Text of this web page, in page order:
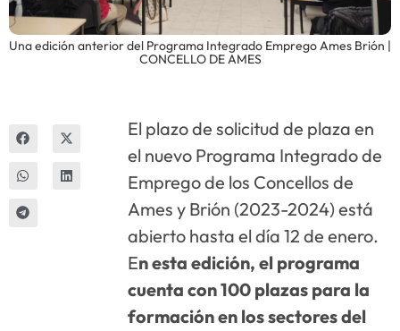
Una edición anterior del Programa Integrado Emprego Ames Brión |
CONCELLO DE AMES
El plazo de solicitud de plaza en
el nuevo Programa Integrado de
Emprego de los Concellos de
Ames y Brión (2023-2024) está
abierto hasta el día 12 de enero.
En esta edición, el programa
cuenta con 100 plazas para la
formación en los sectores del